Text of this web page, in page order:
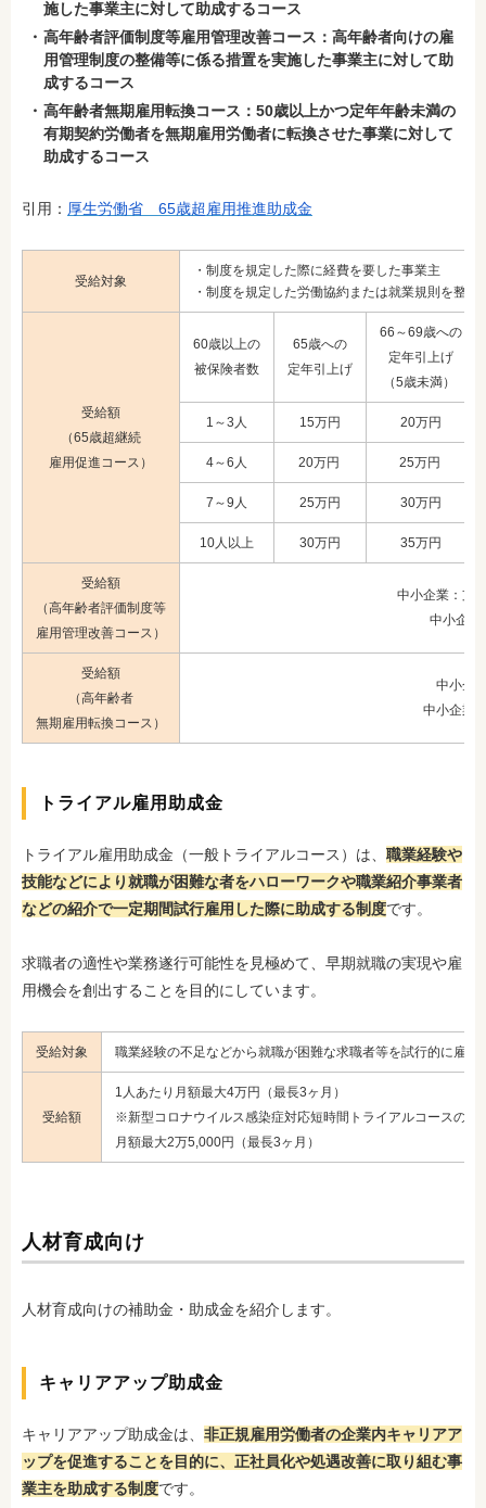
施した事業主に対して助成するコース
高年齢者評価制度等雇用管理改善コース：高年齢者向けの雇
用管理制度の整備等に係る措置を実施した事業主に対して助
成するコース
高年齢者無期雇用転換コース：50歳以上かつ定年年齢未満の
有期契約労働者を無期雇用労働者に転換させた事業に対して
助成するコース
引用： 厚生労働省 65歳超雇用推進助成金
受給対象
・制度を規定した際に経費を要した事業主
・制度を規定した労働協約または就業規則を整備
受給額
（65歳超継続
雇用促進コース）
60歳以上の
被保険者数
65歳への
定年引上げ
66～69歳への
定年引上げ
（5歳未満）
1～3人 15万円 20万円
4～6人 20万円 25万円
7～9人 25万円 30万円
10人以上 30万円 35万円
受給額
（高年齢者評価制度等
雇用管理改善コース）
中小企業：支
中小企業
受給額
（高年齢者
無期雇用転換コース）
中小企
中小企業
トライアル雇用助成金
トライアル雇用助成金（一般トライアルコース）は、 職業経験や
技能などにより就職が困難な者をハローワークや職業紹介事業者
などの紹介で一定期間試行雇用した際に助成する制度です。
求職者の適性や業務遂行可能性を見極めて、早期就職の実現や雇
用機会を創出することを目的にしています。
受給対象 職業経験の不足などから就職が困難な求職者等を試行的に雇用
受給額
1人あたり月額最大4万円（最長3ヶ月）
※新型コロナウイルス感染症対応短時間トライアルコースの場
月額最大2万5,000円（最長3ヶ月）
人材育成向け
人材育成向けの補助金・助成金を紹介します。
キャリアアップ助成金
キャリアアップ助成金は、 非正規雇用労働者の企業内キャリアア
ップを促進することを目的に、正社員化や処遇改善に取り組む事
業主を助成する制度です。